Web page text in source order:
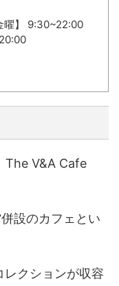
曜】 9:30~22:00
設のカフェとい
クションが収容